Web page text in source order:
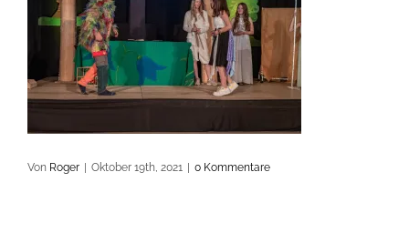
Von Roger Oktober 19th, 2021 0 Kommentare